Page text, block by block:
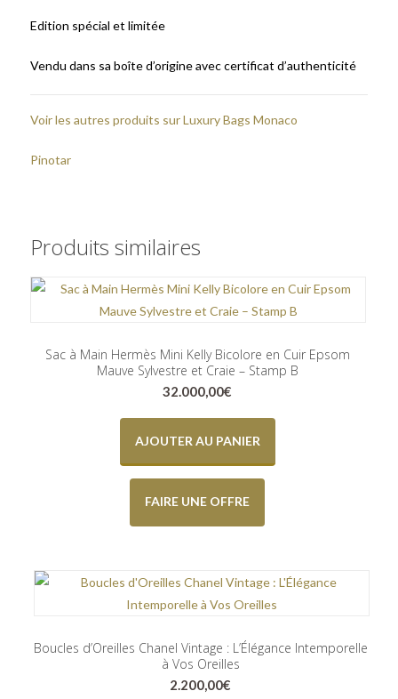
Edition spécial et limitée
Vendu dans sa boîte d’origine avec certificat d’authenticité
Voir les autres produits sur Luxury Bags Monaco
Pinotar
Produits similaires
Sac à Main Hermès Mini Kelly Bicolore en Cuir Epsom
Mauve Sylvestre et Craie – Stamp B
32.000,00€
AJOUTER AU PANIER
FAIRE UNE OFFRE
Boucles d’Oreilles Chanel Vintage : L’Élégance Intemporelle
à Vos Oreilles
2.200,00€